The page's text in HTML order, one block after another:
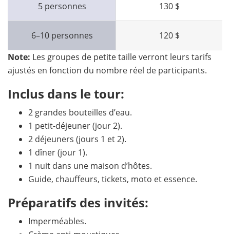
5 personnes 130 $
6–10 personnes
120 $
Note: Les groupes de petite taille verront leurs tarifs
ajustés en fonction du nombre réel de participants.
Inclus dans le tour:
2 grandes bouteilles d’eau.
1 petit-déjeuner (jour 2).
2 déjeuners (jours 1 et 2).
1 dîner (jour 1).
1 nuit dans une maison d’hôtes.
Guide, chauffeurs, tickets, moto et essence.
Préparatifs des invités:
Imperméables.